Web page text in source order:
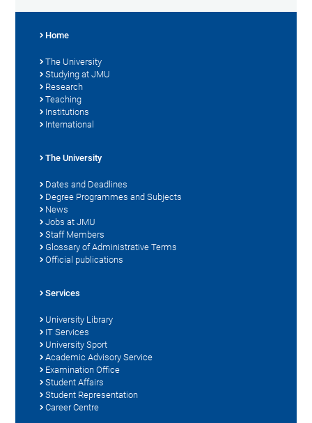
Home
The University
Studying at JMU
Research
Teaching
Institutions
International
The University
Dates and Deadlines
Degree Programmes and Subjects
News
Jobs at JMU
Staff Members
Glossary of Administrative Terms
Official publications
Services
University Library
IT Services
University Sport
Academic Advisory Service
Examination Office
Student Affairs
Student Representation
Career Centre